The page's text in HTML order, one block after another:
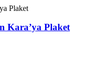
Kara’ya Plaket